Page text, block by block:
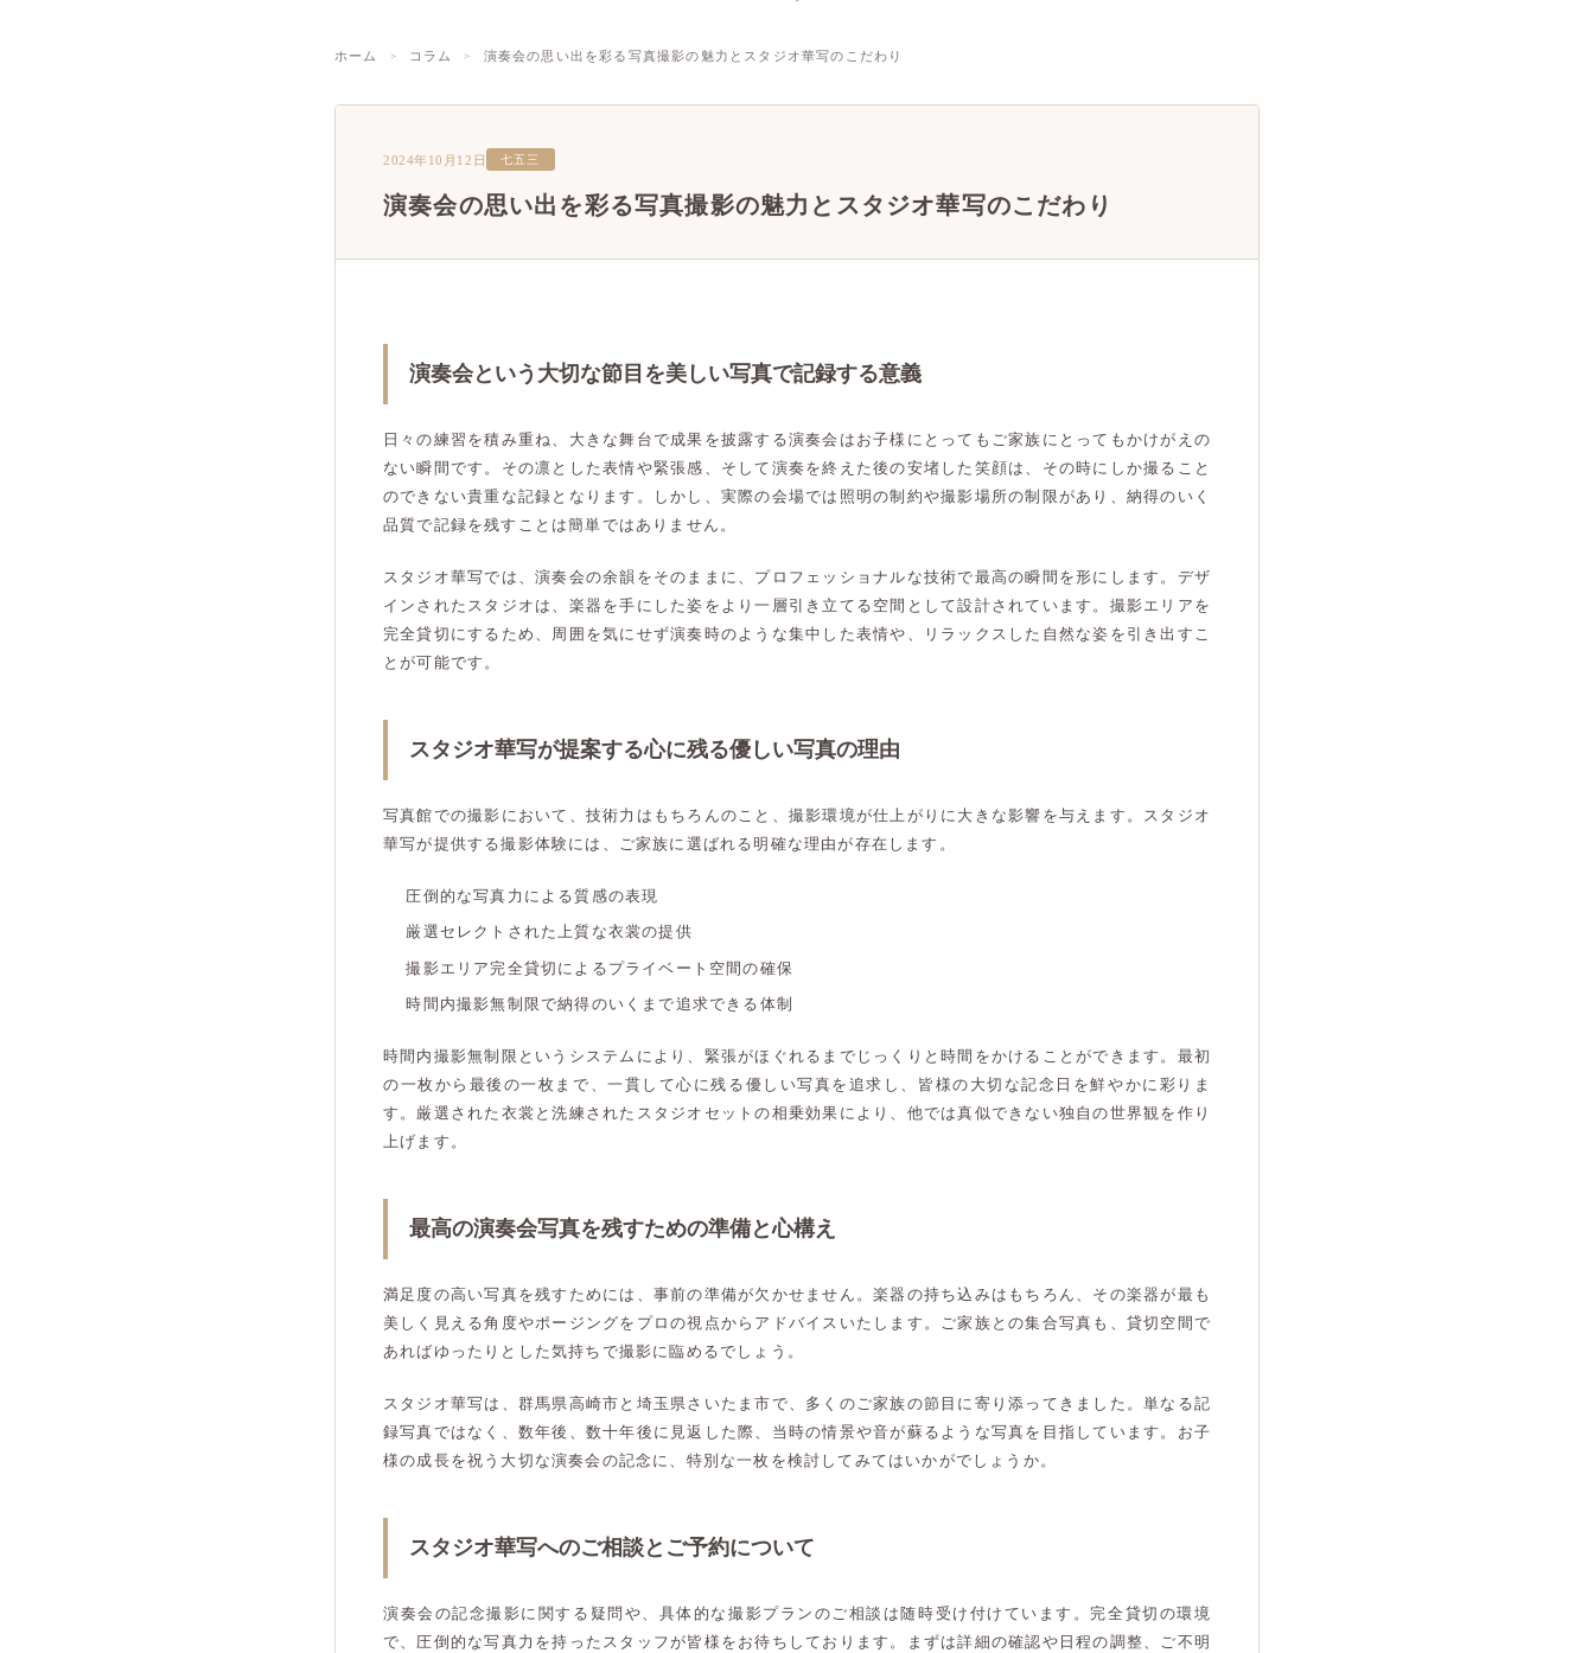
ホーム コラム 演奏会の思い出を彩る写真撮影の魅力とスタジオ華写のこだわり
2024年10月12日 七五三
演奏会の思い出を彩る写真撮影の魅力とスタジオ華写のこだわり
演奏会という大切な節目を美しい写真で記録する意義
日々の練習を積み重ね、大きな舞台で成果を披露する演奏会はお子様にとってもご家族にとってもかけがえの
ない瞬間です。その凛とした表情や緊張感、そして演奏を終えた後の安堵した笑顔は、その時にしか撮ること
のできない貴重な記録となります。しかし、実際の会場では照明の制約や撮影場所の制限があり、納得のいく
品質で記録を残すことは簡単ではありません。
スタジオ華写では、演奏会の余韻をそのままに、プロフェッショナルな技術で最高の瞬間を形にします。デザ
インされたスタジオは、楽器を手にした姿をより一層引き立てる空間として設計されています。撮影エリアを
完全貸切にするため、周囲を気にせず演奏時のような集中した表情や、リラックスした自然な姿を引き出すこ
とが可能です。
スタジオ華写が提案する心に残る優しい写真の理由
写真館での撮影において、技術力はもちろんのこと、撮影環境が仕上がりに大きな影響を与えます。スタジオ
華写が提供する撮影体験には、ご家族に選ばれる明確な理由が存在します。
圧倒的な写真力による質感の表現
厳選セレクトされた上質な衣裳の提供
撮影エリア完全貸切によるプライベート空間の確保
時間内撮影無制限で納得のいくまで追求できる体制
時間内撮影無制限というシステムにより、緊張がほぐれるまでじっくりと時間をかけることができます。最初
の一枚から最後の一枚まで、一貫して心に残る優しい写真を追求し、皆様の大切な記念日を鮮やかに彩りま
す。厳選された衣裳と洗練されたスタジオセットの相乗効果により、他では真似できない独自の世界観を作り
上げます。
最高の演奏会写真を残すための準備と心構え
満足度の高い写真を残すためには、事前の準備が欠かせません。楽器の持ち込みはもちろん、その楽器が最も
美しく見える角度やポージングをプロの視点からアドバイスいたします。ご家族との集合写真も、貸切空間で
あればゆったりとした気持ちで撮影に臨めるでしょう。
スタジオ華写は、群馬県高崎市と埼玉県さいたま市で、多くのご家族の節目に寄り添ってきました。単なる記
録写真ではなく、数年後、数十年後に見返した際、当時の情景や音が蘇るような写真を目指しています。お子
様の成長を祝う大切な演奏会の記念に、特別な一枚を検討してみてはいかがでしょうか。
スタジオ華写へのご相談とご予約について
演奏会の記念撮影に関する疑問や、具体的な撮影プランのご相談は随時受け付けています。完全貸切の環境
で、圧倒的な写真力を持ったスタッフが皆様をお待ちしております。まずは詳細の確認や日程の調整、ご不明
高崎店
大宮店
高崎店
大宮店